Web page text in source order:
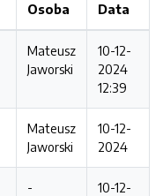
Osoba Data
Mateusz
Jaworski
10-12-
2024
12:39
Mateusz
Jaworski
10-12-
2024
-
10-12-